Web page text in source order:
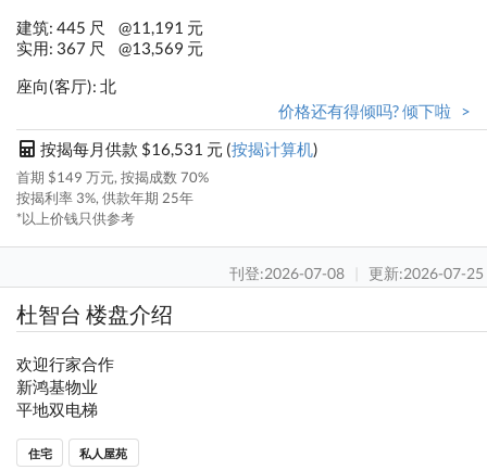
建筑: 445 尺
@11,191 元
实用: 367 尺
@13,569 元
座向(客厅): 北
价格还有得倾吗? 倾下啦 >
按揭每月供款 $16,531 元 (按揭计算机)
首期 $149 万元, 按揭成数 70%
按揭利率 3%, 供款年期 25年
*以上价钱只供参考
刊登:2026-07-08 | 更新:2026-07-25
杜智台 楼盘介绍
欢迎行家合作
新鸿基物业
平地双电梯
住宅 私人屋苑